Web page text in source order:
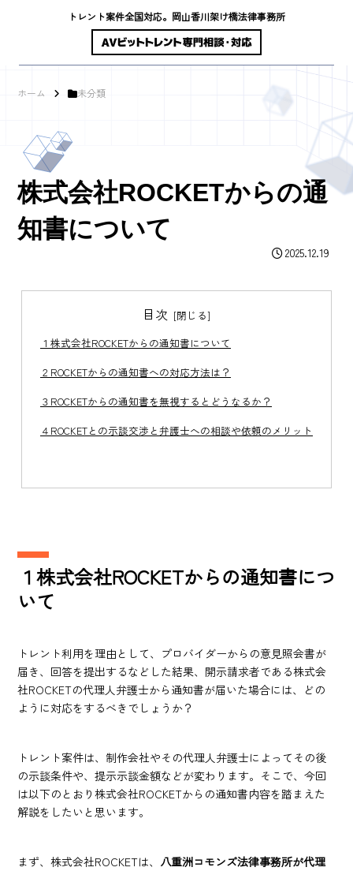
トレント案件全国対応。岡山香川架け橋法律事務所
ホーム 未分類
株式会社ROCKETからの通
知書について
2025.12.19
目次
１株式会社ROCKETからの通知書について
２ROCKETからの通知書への対応方法は？
３ROCKETからの通知書を無視するとどうなるか？
４ROCKETとの示談交渉と弁護士への相談や依頼のメリット
１株式会社ROCKETからの通知書につ
いて
トレント利用を理由として、プロバイダーからの意見照会書が
届き、回答を提出するなどした結果、開示請求者である株式会
社ROCKETの代理人弁護士から通知書が届いた場合には、どの
ように対応をするべきでしょうか？
トレント案件は、制作会社やその代理人弁護士によってその後
の示談条件や、提示示談金額などが変わります。そこで、今回
は以下のとおり株式会社ROCKETからの通知書内容を踏まえた
解説をしたいと思います。
まず、株式会社ROCKETは、 八重洲コモンズ法律事務所が代理